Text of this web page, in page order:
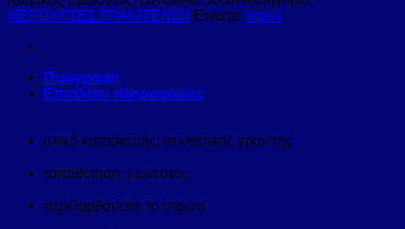
ΝΕΡΟΧΥΤΕΣ ΓΡΑΝΙΤΕΝΙΟΙ
Ετικέτα: imp-x
Περιγραφή
Επιπλέον πληροφορίες
υλικό κατασκευής: συνθετικός γρανίτης
τοποθέτηση: χωνευτός
περιλαμβάνεται το σιφώνι